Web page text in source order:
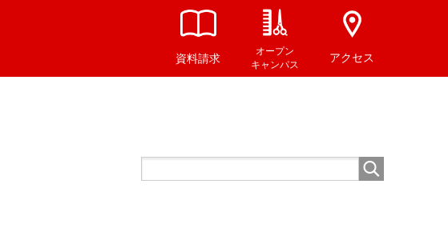
アクセス
オープン
キャンパス
資料請求